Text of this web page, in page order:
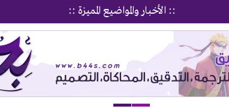
1, 2, 3 & 4of 10
:: الأخبار والمواضيع المميزة ::